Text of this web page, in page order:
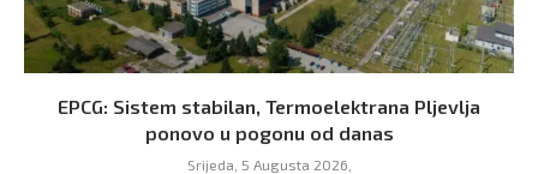
EPCG: Sistem stabilan, Termoelektrana Pljevlja
ponovo u pogonu od danas
Srijeda, 5 Augusta 2026,